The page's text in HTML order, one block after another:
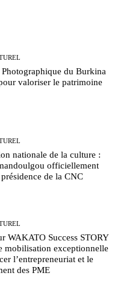
Photographique du Burkina
valoriser le patrimoine
nationale de la culture :
officiellement
de la CNC
WAKATO Success STORY
mobilisation exceptionnelle
l’entrepreneuriat et le
des PME